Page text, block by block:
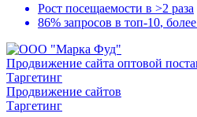
Рост посещаемости в >2 раза
86% запросов в топ-10,
Продвижение сайта оптовой
Таргетинг
Продвижение сайтов
Таргетинг